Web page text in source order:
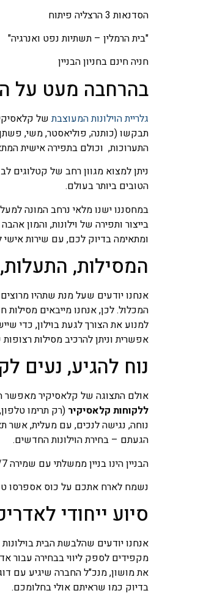
הסדנאות 3 הרצליה פיתוח
"בית הרמלין – תשתיות נפט ואנרגיה"
חניה חינם בחניון הבניין
בהרחבה מעט על
גלריית הוילונות המעוצבתשל
תבקשו (כותנה, פוליאסטר, משי,
התערוכות, וכולם בתפירה אישית
ניתן למצוא מגוון רחב של קטלוגים
הטובים ביותר בעולם.
בייצור ותפירה של וילונות, והמון
ומתאימה בדיוק לכם, עם שירות
המסילות,
אנחנו יודעים שעל מנת שתהיו
למנוע את הצורך לגעת בוילון, כדי
אפשרית וניתן להרכיב מסילות רצופות של עד 14 מטרים. כמובן שתוכלו לבחור מסילות ידניות או
נוח להגיע, נעים
אולם התצוגה של קלאסיקיר מאפשר
ללקוחות קלאסיקיר (רק תרימו
נוחה, נגישה לנכים, עם מעלית,
הגעתם – בחירת הוילונות החדשים.
הבניין הינו בניין ממשלתי עם שמירה 24/7. ניתן להחזיר בדים ווילונות שלקחתם להתנסות בכל עת.
נשמח לארח אתכם על כוס אספרסו
סיוע ייחודי
אנחנו יודעים שהלבשת הבית
מקפידים לספק ליווי בבחירה עבור
את מושון, מנכ"ל החברה שיגיע עם
בדיוק כמו שראיתם אולי בחלומכם.